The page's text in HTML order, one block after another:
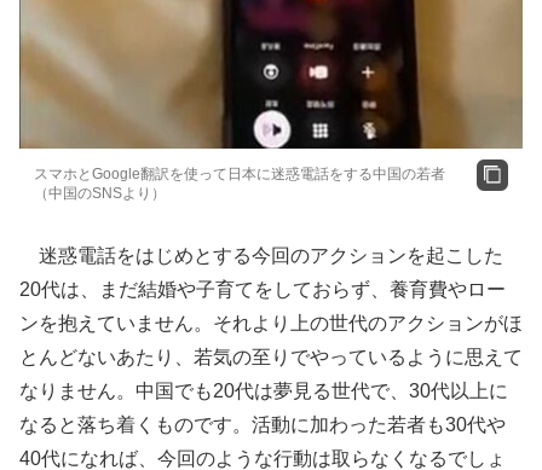
スマホとGoogle翻訳を使って日本に迷惑電話をする中国の若者
（中国のSNSより）
迷惑電話をはじめとする今回のアクションを起こした
20代は、まだ結婚や子育てをしておらず、養育費やロー
ンを抱えていません。それより上の世代のアクションがほ
とんどないあたり、若気の至りでやっているように思えて
なりません。中国でも20代は夢見る世代で、30代以上に
なると落ち着くものです。活動に加わった若者も30代や
40代になれば、今回のような行動は取らなくなるでしょ